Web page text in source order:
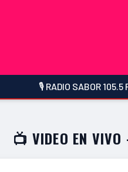
SABOR 105.5 FM · En
📺 VIDEO EN